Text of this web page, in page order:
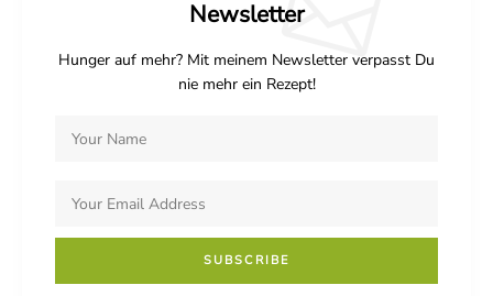
Newsletter
Hunger auf mehr? Mit meinem Newsletter verpasst Du
nie mehr ein Rezept!